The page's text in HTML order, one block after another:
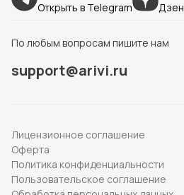
Открыть в Telegram Дзен
По любым вопросам пишите нам
support@arivi.ru
Лицензионное соглашение
Оферта
Политика конфиденциальности
Пользовательское соглашение